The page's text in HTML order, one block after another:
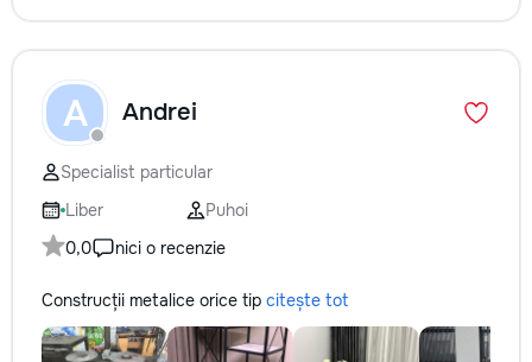
A Andrei
Specialist particular
Liber
Puhoi
0,0
nici o recenzie
Construcții metalice orice tip citește tot